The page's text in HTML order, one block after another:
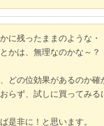
に残ったままのような
かは、無理なのかな～？
どの位効果があるのか
らず、試しに買ってみ
是非に！と思います。